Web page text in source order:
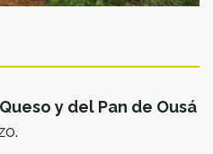
y del Pan de Ousá